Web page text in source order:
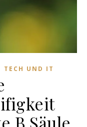
TECH UND IT
B Säule